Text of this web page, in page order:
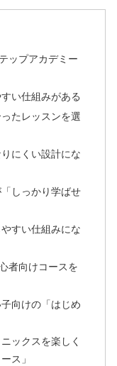
ップアカデミー
い仕組みがある
たレッスンを選
にくい設計にな
しっかり学ばせ
すい仕組みにな
者向けコースを
向けの「はじめ
ックスを楽しく
ス」